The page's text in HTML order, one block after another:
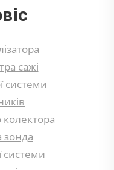
сажі
системи
системи